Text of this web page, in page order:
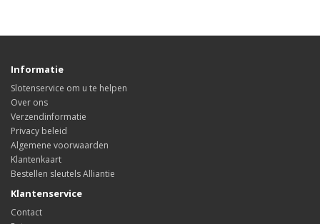
Informatie
Slotenservice om u te helpen
Over ons
Verzendinformatie
Privacy beleid
Algemene voorwaarden
Klantenkaart
Bestellen sleutels Alliantie
Klantenservice
Contact